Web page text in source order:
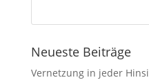
Neueste Beiträge
Vernetzung in jeder